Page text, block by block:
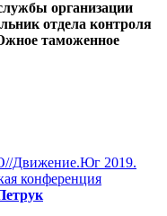
организации
отдела контроля
таможенное
Движение.Юг 2019.
конференция